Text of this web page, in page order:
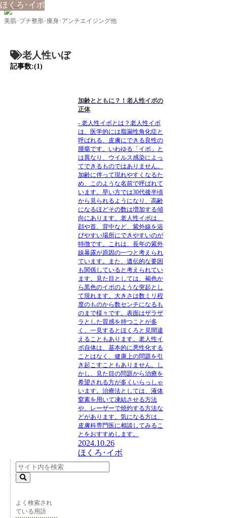
美肌･プチ整形･痩身･アンチエイジング他
老人性いぼ
記事数:(1)
ほくろ･イボ
加齢とともに？！老人性イボの
正体
- 老人性イボとは？老人性イボ
は、医学的には脂漏性角化症と
呼ばれる、皮膚にできる良性の
腫瘍です。いわゆる「イボ」と
は異なり、ウイルス感染によっ
てできるものではありません。
加齢に伴って現れやすくなるた
め、このような名前で呼ばれて
います。早い方では30代後半頃
から見られるようになり、高齢
になるほどその数は増加する傾
向にあります。老人性イボは、
顔や首、背中など、紫外線を浴
びやすい場所にできやすいのが
特徴です。これは、長年の紫外
線暴露が原因の一つと考えられ
ています。また、遺伝的な要因
も関係していると考えられてい
ます。見た目としては、褐色か
ら黒色のイボのような突起とし
て現れます。大きさは数ミリ程
度のものから数センチになるも
のまで様々です。表面はザラザ
ラとした質感を持つことが多
く、一見するとほくろと見間違
えることもあります。老人性イ
ボ自体は、基本的に悪性化する
ことはなく、健康上の問題を引
き起こすこともありません。し
かし、見た目の問題から治療を
希望される方が多くいらっしゃ
います。治療法としては、液体
窒素を用いて凍結させる方法
や、レーザーで焼灼する方法な
どがあります。気になる方は、
皮膚科専門医に相談してみるこ
とをおすすめします。
2024.10.26
ほくろ･イボ
よく検索され
ている用語